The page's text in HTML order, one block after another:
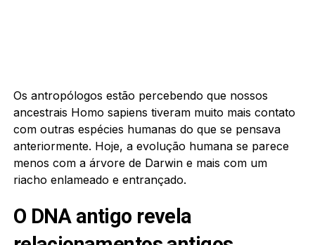
Os antropólogos estão percebendo que nossos
ancestrais Homo sapiens tiveram muito mais contato
com outras espécies humanas do que se pensava
anteriormente. Hoje, a evolução humana se parece
menos com a árvore de Darwin e mais com um
riacho enlameado e entrançado.
O DNA antigo revela